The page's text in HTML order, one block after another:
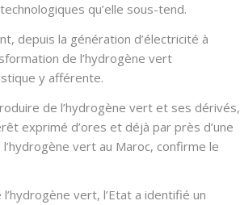
qu’elle sous-tend.
depuis la génération d’électricité à
de l’hydrogène vert
y afférente.
de l’hydrogène vert et ses dérivés,
exprimé d’ores et déjà par près d’une
vert au Maroc, confirme le
vert, l’Etat a identifié un